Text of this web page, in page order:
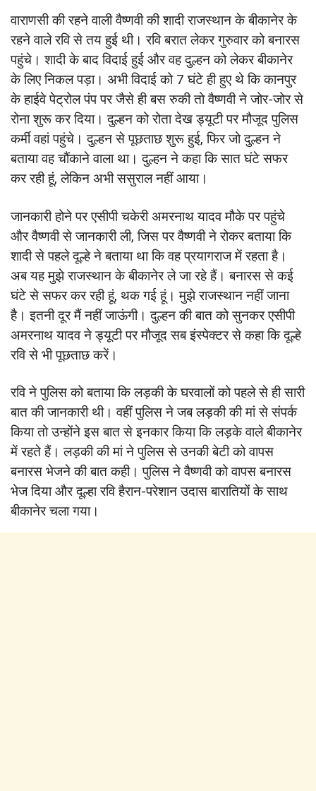
वाराणसी की रहने वाली वैष्णवी की शादी राजस्थान के बीकानेर के
रहने वाले रवि से तय हुई थी। रवि बरात लेकर गुरुवार को बनारस
पहुंचे। शादी के बाद विदाई हुई और वह दुल्हन को लेकर बीकानेर
के लिए निकल पड़ा। अभी विदाई को 7 घंटे ही हुए थे कि कानपुर
के हाईवे पेट्रोल पंप पर जैसे ही बस रुकी तो वैष्णवी ने जोर-जोर से
रोना शुरू कर दिया। दुल्हन को रोता देख ड्यूटी पर मौजूद पुलिस
कर्मी वहां पहुंचे। दुल्हन से पूछताछ शुरू हुई, फिर जो दुल्हन ने
बताया वह चौंकाने वाला था। दुल्हन ने कहा कि सात घंटे सफर
कर रही हूं, लेकिन अभी ससुराल नहीं आया।
जानकारी होने पर एसीपी चकेरी अमरनाथ यादव मौके पर पहुंचे
और वैष्णवी से जानकारी ली, जिस पर वैष्णवी ने रोकर बताया कि
शादी से पहले दूल्हे ने बताया था कि वह प्रयागराज में रहता है।
अब यह मुझे राजस्थान के बीकानेर ले जा रहे हैं। बनारस से कई
घंटे से सफर कर रही हूं, थक गई हूं। मुझे राजस्थान नहीं जाना
है। इतनी दूर मैं नहीं जाऊंगी। दुल्हन की बात को सुनकर एसीपी
अमरनाथ यादव ने ड्यूटी पर मौजूद सब इंस्पेक्टर से कहा कि दूल्हे
रवि से भी पूछताछ करें।
रवि ने पुलिस को बताया कि लड़की के घरवालों को पहले से ही सारी
बात की जानकारी थी। वहीं पुलिस ने जब लड़की की मां से संपर्क
किया तो उन्होंने इस बात से इनकार किया कि लड़के वाले बीकानेर
में रहते हैं। लड़की की मां ने पुलिस से उनकी बेटी को वापस
बनारस भेजने की बात कही। पुलिस ने वैष्णवी को वापस बनारस
भेज दिया और दूल्हा रवि हैरान-परेशान उदास बारातियों के साथ
बीकानेर चला गया।